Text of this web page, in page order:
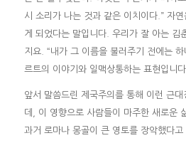
시 소리가 나는 것과 같은 이치이다.” 자
게 되었다는 말입니다. 우리가 잘 아는 김
지요. “내가 그 이름을 불러주기 전에는
르트의 이야기와 일맥상통하는 표현입니다.
앞서 말씀드린 제국주의를 통해 이런 근
데, 이 영향으로 사람들이 마주한 새로운
과거 로마나 몽골이 큰 영토를 장악했다